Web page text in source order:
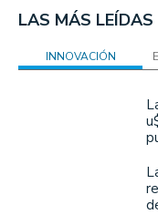
LAS MÁS LEÍDAS
INNOVACIÓN